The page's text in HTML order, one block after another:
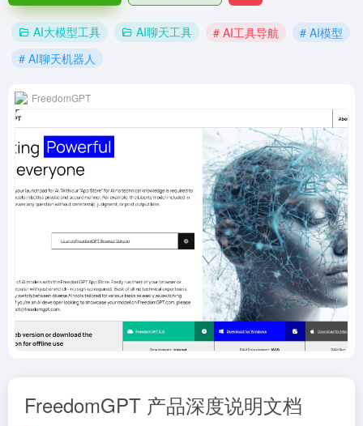
AI大模型工具 AI聊天工具 # AI工具导航
# AI模型
# AI聊天机器人
FreedomGPT
FreedomGPT 产品深度说明文档